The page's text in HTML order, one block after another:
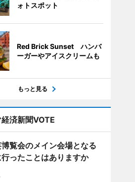
ォトスポット
Red Brick Sunset ハンバ
ーガーやアイスクリームも
もっと見る
済新聞VOTE
博覧会のメイン会場となる
ったことはありますか